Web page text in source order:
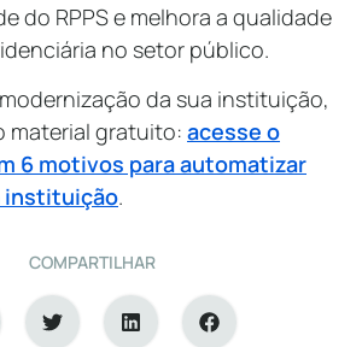
do RPPS e melhora a qualidade
no setor público.
da sua instituição,
material gratuito: acesse o
6 motivos para automatizar
instituição.
COMPARTILHAR